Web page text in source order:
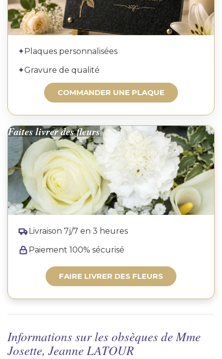
✦Plaques personnalisées
✦Gravure de qualité
COMMANDER UNE PLAQUE
Faites livrer des fleurs
Livraison 7j/7 en 3 heures
Paiement 100% sécurisé
FAIRE LIVRER DES FLEURS
Informations sur les obsèques de Mme
Josette, Jeanne LATOUR